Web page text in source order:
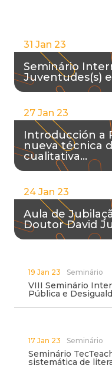
31 Jan 23
Seminário
Juventudes(s)
27 Jan 23
Introducción a
nueva técnica
cualitativa…
24 Jan 23
Aula de
Doutor David
19 Jan 23 Seminário
VIII Seminário
Pública e
17 Jan 23 Seminário
Seminário
sistemática de